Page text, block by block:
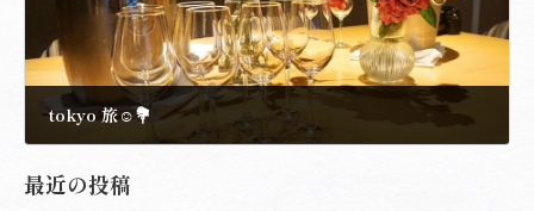
tokyo 旅☺️💐
最近の投稿